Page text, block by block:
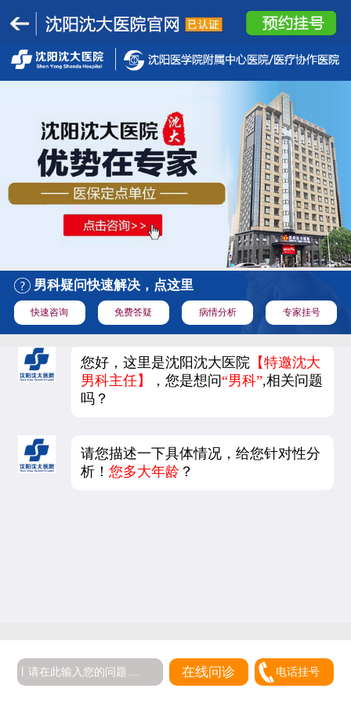
男科疑问快速解决，点这里
快速咨询 免费答疑 病情分析 专家挂号
您好，这里是沈阳沈大医院 【特邀沈大
男科主任】
，您是想问“男科”,相关问题
吗？
请您描述一下具体情况，给您针对性分
析！您多大年龄 ？
在线问诊 电话挂号
5